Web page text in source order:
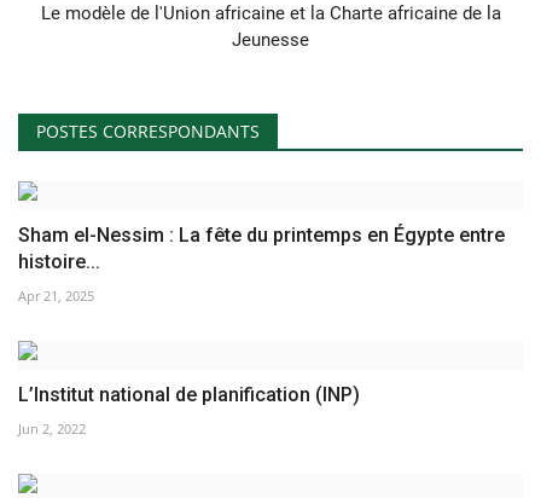
Le modèle de l'Union africaine et la Charte africaine de la
Jeunesse
POSTES CORRESPONDANTS
Sham el-Nessim : La fête du printemps en Égypte entre
histoire...
Apr 21, 2025
L’Institut national de planification (INP)
Jun 2, 2022